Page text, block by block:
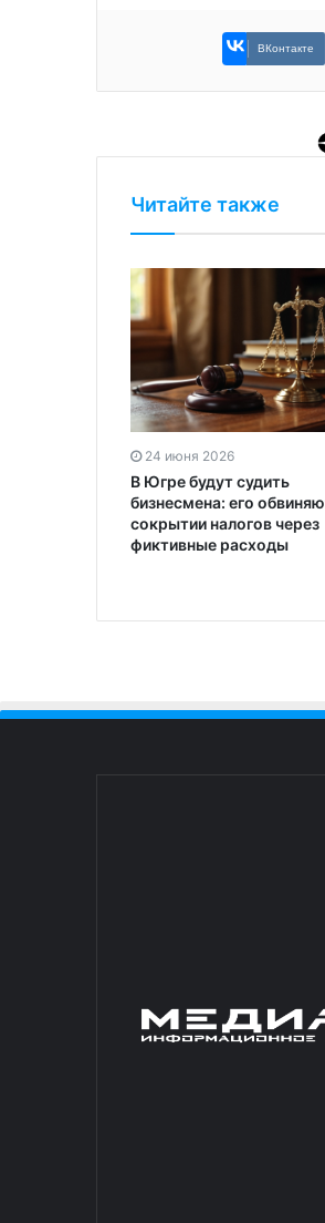
ВКонтакте
Читайте также
24 июня 2026
В Югре будут судить
бизнесмена: его
сокрытии налогов через
фиктивные расходы